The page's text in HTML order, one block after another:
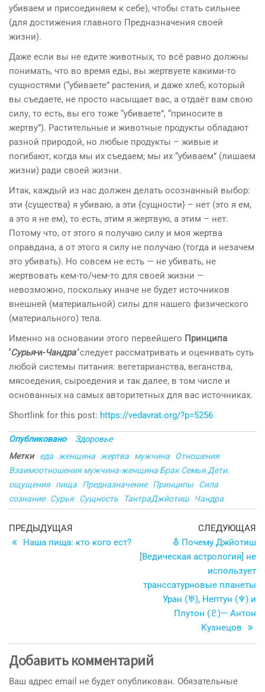
убиваем и присоединяем к себе), чтобы стать сильнее
(для достижения главного Предназначения своей
жизни).
Даже если вы не едите животных, то всё равно должны
понимать, что во время еды, вы жертвуете какими-то
сущностями (“убиваете” растения, и даже хлеб, который
вы съедаете, не просто насыщает вас, а отдаёт вам свою
силу, то есть, вы его тоже “убиваете”, “приносите в
жертву”). Растительные и животные продукты обладают
разной природой, но любые продукты – живые и
погибают, когда мы их съедаем; мы их “убиваем” (лишаем
жизни) ради своей жизни.
Итак, каждый из нас должен делать осознанный выбор:
эти {существа} я убиваю, а эти {сущности} – нет (это я ем,
а это я не ем), то есть, этим я жертвую, а этим – нет.
Потому что, от этого я получаю силу и моя жертва
оправдана, а от этого я силу не получаю (тогда и незачем
это убивать). Но совсем не есть — не убивать, не
жертвовать кем-то/чем-то для своей жизни —
невозможно, поскольку иначе не будет источников
внешней (материальной) силы для нашего физического
(материального) тела.
Именно на основании этого первейшего Принципа
‘Сурья-и-Чандра’следует рассматривать и оценивать суть
любой системы питания: вегетарианства, веганства,
мясоедения, сыроедения и так далее, в том числе и
основанных на самых авторитетных для вас источниках.
Shortlink for this post: https://vedavrat.org/?p=5256
Опубликовано
Здоровье
Метки
еда женщина жертва мужчина
Отношения
Взаимоотношения мужчина-женщина Брак Семья Дети.
ощущения
пища Предназначение Принципы
Сила
сознание
Сурья Сущность ТантраДжйотиш Чандра
Навигация
по
Предыдущая
запись
ПРЕДЫДУЩАЯ
Наша пища: кто кого ест?
СЛЕДУЮЩАЯ
⛢ Почему Джйотиш
[Ведическая астрология] не
использует
транссатурновые планеты
Уран (♅), Нептун (♆) и
Плутон (♇)— Антон
Кузнецов
Добавить комментарий
Ваш адрес email не будет опубликован. Обязательные